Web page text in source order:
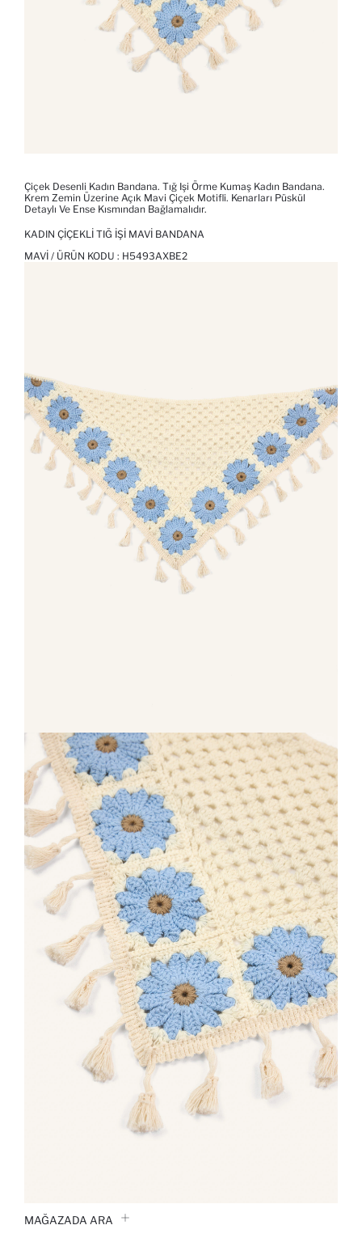
Çiçek Desenli Kadın Bandana. Tığ Işi Örme Kumaş Kadın Bandana.
Krem Zemin Üzerine Açık Mavi Çiçek Motifli. Kenarları Püskül
Detaylı Ve Ense Kısmından Bağlamalıdır.
KADIN ÇIÇEKLI TIĞ İŞI MAVI BANDANA
MAVI / ÜRÜN KODU : H5493AXBE2
MAĞAZADA ARA